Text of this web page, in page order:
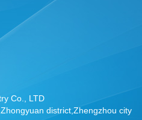
Co., LTD
district,Zhengzhou city